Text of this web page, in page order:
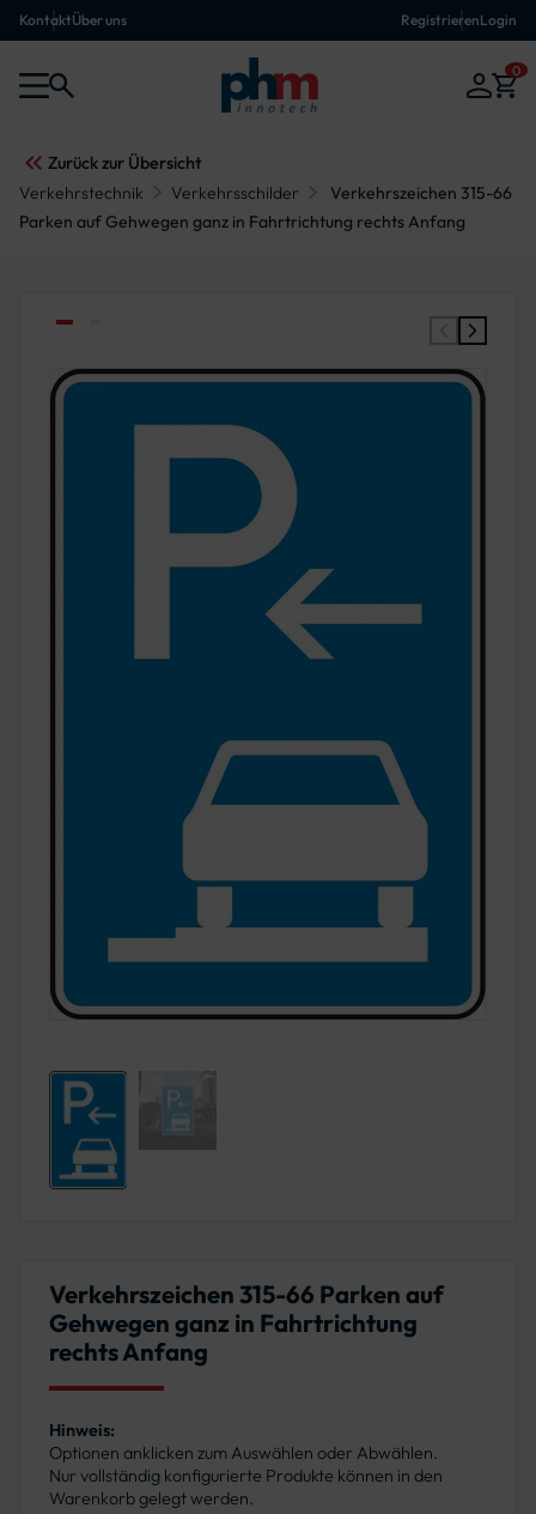
KontaktÜber uns RegistrierenLogin
0
Zurück zur Übersicht
Verkehrstechnik
Verkehrsschilder
Verkehrszeichen 315-66
Parken auf Gehwegen ganz in Fahrtrichtung rechts Anfang
Verkehrszeichen 315-66 Parken auf
Gehwegen ganz in Fahrtrichtung
rechts Anfang
Hinweis:
Optionen anklicken zum Auswählen oder Abwählen.
Nur vollständig konfigurierte Produkte können in den
Warenkorb gelegt werden.